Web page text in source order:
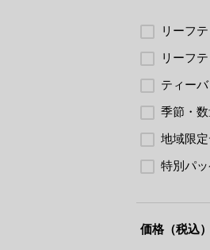
リーフ
リーフ
ティー
季節・
地域限
特別パ
価格（税込